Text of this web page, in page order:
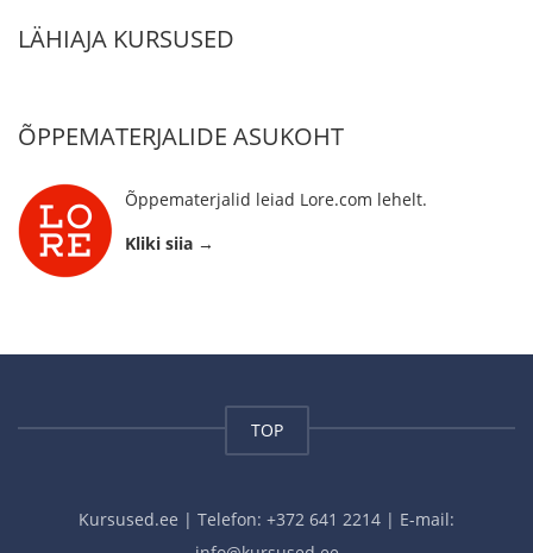
LÄHIAJA KURSUSED
ÕPPEMATERJALIDE ASUKOHT
Õppematerjalid leiad Lore.com lehelt.
Kliki siia →
TOP
Kursused.ee | Telefon: +372 641 2214 | E-mail: